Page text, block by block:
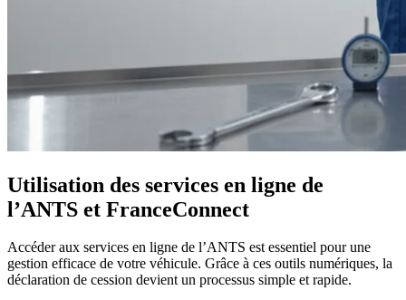
Utilisation des services en ligne de
l’ANTS et FranceConnect
Accéder aux services en ligne de l’ANTS est essentiel pour une
gestion efficace de votre véhicule. Grâce à ces outils numériques, la
déclaration de cession devient un processus simple et rapide.